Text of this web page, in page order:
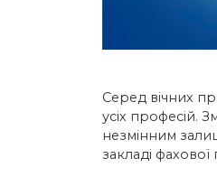
Серед вічних
усіх професій.
незмінним
закладі